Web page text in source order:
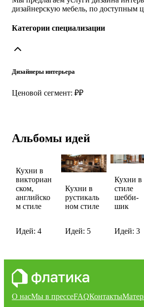
дизайнерскую мебель, по доступным
Категории специализации
Дизайнеры интерьера
Ценовой сегмент: ₽₽
Альбомы идей
Кухни в
викториан
ском,
английско
м стиле
Идей: 4
Кухни в
рустикаль
ном стиле
Идей: 5
Кухни в
стиле
шебби-
шик
Идей: 3
О насМы в прессеFAQКонтакты